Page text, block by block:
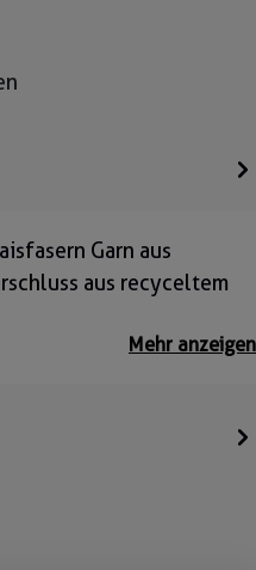
Garn aus
aus recyceltem
Mehr anzeigen